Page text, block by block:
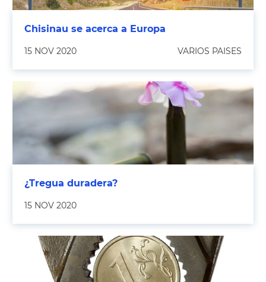
Chisinau se acerca a Europa
15 NOV 2020 VARIOS PAISES
¿Tregua duradera?
15 NOV 2020